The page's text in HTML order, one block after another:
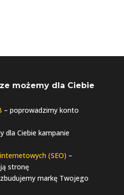
możemy dla Ciebie
– poprowadzimy konto
dla Ciebie kampanie
(SEO) –
stronę
markę Twojego